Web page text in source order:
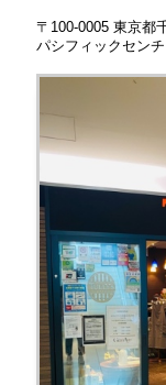
〒100-0005 東京都
パシフィックセン